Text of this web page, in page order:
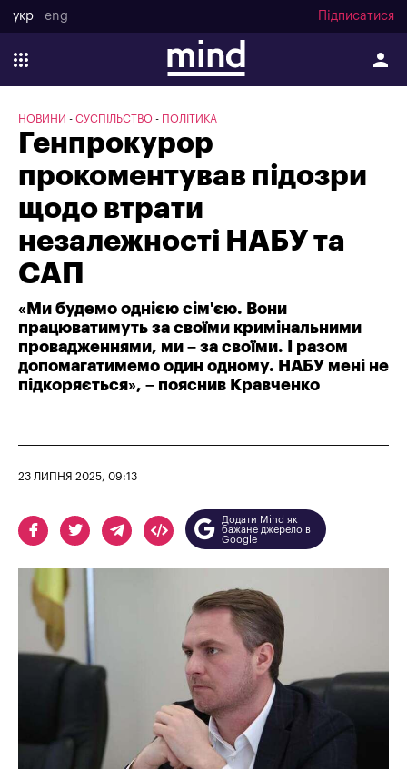
укр eng Підписатися
НОВИНИ СУСПІЛЬСТВО ПОЛІТИКА
Генпрокурор
прокоментував підозри
щодо втрати
незалежності НАБУ та
САП
«Ми будемо однією сім'єю. Вони
працюватимуть за своїми кримінальними
провадженнями, ми – за своїми. І разом
допомагатимемо один одному. НАБУ мені не
підкоряється», – пояснив Кравченко
23 ЛИПНЯ 2025, 09:13
Додати Mind як
бажане джерело в
Google